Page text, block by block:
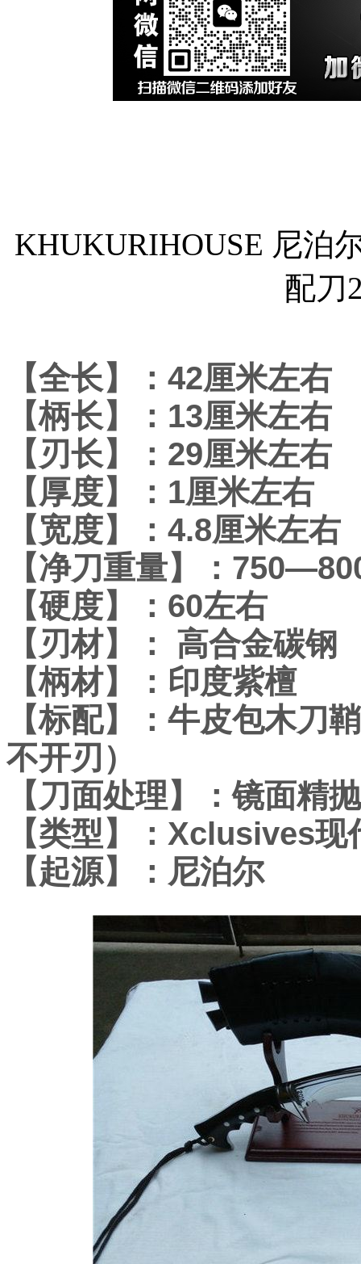
KHUKURIHOUSE 尼泊
配刀
【全长】：42厘米左右
【柄长】：13厘米左右
【刃长】：29厘米左右
【厚度】：1厘米左右
【宽度】：4.8厘米左右
【净刀重量】：
【硬度】：60左右
【刃材】： 高合金碳钢
【柄材】：印度紫檀
【标配】：牛皮包木刀
不开刃）
【刀面处理】：镜面精
【类型】：Xclusives现
【起源】：尼泊尔